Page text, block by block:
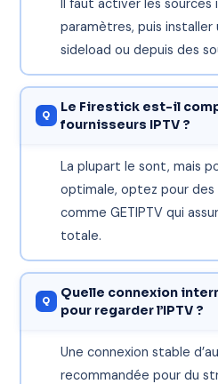
Il faut activer les sources
paramètres, puis installer
sideload ou depuis des
Le Firestick est-il
fournisseurs IPTV ?
La plupart le sont, mais
optimale, optez pour des
comme GETIPTV qui
totale.
Quelle connexion
pour regarder l’IPTV ?
Une connexion stable
recommandée pour du